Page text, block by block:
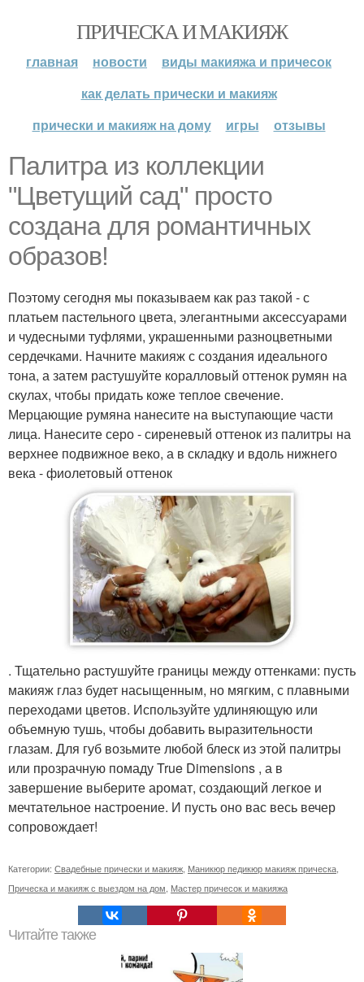
ПРИЧЕСКА И МАКИЯЖ
главная новости
виды макияжа и причесок
как делать прически и макияж
прически и макияж на дому
игры отзывы
Палитра из коллекции
"Цветущий сад" просто
создана для романтичных
образов!
Поэтому сегодня мы показываем как раз такой - с
платьем пастельного цвета, элегантными аксессуарами
и чудесными туфлями, украшенными разноцветными
сердечками. Начните макияж с создания идеального
тона, а затем растушуйте коралловый оттенок румян на
скулах, чтобы придать коже теплое свечение.
Мерцающие румяна нанесите на выступающие части
лица. Нанесите серо - сиреневый оттенок из палитры на
верхнее подвижное веко, а в складку и вдоль нижнего
века - фиолетовый оттенок
. Тщательно растушуйте границы между оттенками: пусть
макияж глаз будет насыщенным, но мягким, с плавными
переходами цветов. Используйте удлиняющую или
объемную тушь, чтобы добавить выразительности
глазам. Для губ возьмите любой блеск из этой палитры
или прозрачную помаду True Dimensions , а в
завершение выберите аромат, создающий легкое и
мечтательное настроение. И пусть оно вас весь вечер
сопровождает!
Категории: Свадебные прически и макияж, Маникюр педикюр макияж прическа,
Прическа и макияж с выездом на дом, Мастер причесок и макияжа
Читайте также